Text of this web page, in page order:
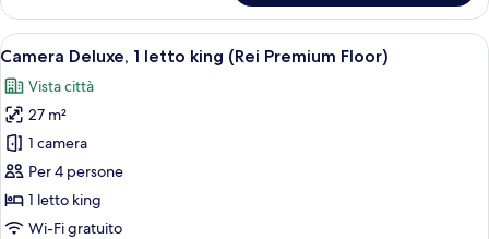
Floor)
Deluxe,
letti
(Rei
Premium
Floor)
Apri
tutte
le
foto
per
Camera
Deluxe,
1
Una moderna camera d'albergo
15
Camera Deluxe, 1 letto king (Rei Premium Floor)
Vista città
27 m²
1 camera
Per 4 persone
1 letto king
Wi-Fi gratuito